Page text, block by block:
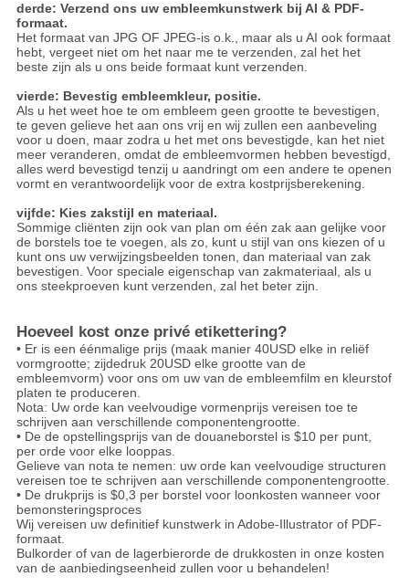
derde: Verzend ons uw embleemkunstwerk bij AI & PDF-
formaat.
Het formaat van JPG OF JPEG-is o.k., maar als u AI ook formaat
hebt, vergeet niet om het naar me te verzenden, zal het het
beste zijn als u ons beide formaat kunt verzenden.
vierde: Bevestig embleemkleur, positie.
Als u het weet hoe te om embleem geen grootte te bevestigen,
te geven gelieve het aan ons vrij en wij zullen een aanbeveling
voor u doen, maar zodra u het met ons bevestigde, kan het niet
meer veranderen, omdat de embleemvormen hebben bevestigd,
alles werd bevestigd tenzij u aandringt om een andere te openen
vormt en verantwoordelijk voor de extra kostprijsberekening.
vijfde: Kies zakstijl en materiaal.
Sommige cliënten zijn ook van plan om één zak aan gelijke voor
de borstels toe te voegen, als zo, kunt u stijl van ons kiezen of u
kunt ons uw verwijzingsbeelden tonen, dan materiaal van zak
bevestigen. Voor speciale eigenschap van zakmateriaal, als u
ons steekproeven kunt verzenden, zal het beter zijn.
Hoeveel kost onze privé etikettering?
• Er is een éénmalige prijs (maak manier 40USD elke in reliëf
vormgrootte; zijdedruk 20USD elke grootte van de
embleemvorm) voor ons om uw van de embleemfilm en kleurstof
platen te produceren.
Nota: Uw orde kan veelvoudige vormenprijs vereisen toe te
schrijven aan verschillende componentengrootte.
• De de opstellingsprijs van de douaneborstel is $10 per punt,
per orde voor elke looppas.
Gelieve van nota te nemen: uw orde kan veelvoudige structuren
vereisen toe te schrijven aan verschillende componentengrootte.
• De drukprijs is $0,3 per borstel voor loonkosten wanneer voor
bemonsteringsproces
Wij vereisen uw definitief kunstwerk in Adobe-Illustrator of PDF-
formaat.
Bulkorder of van de lagerbierorde de drukkosten in onze kosten
van de aanbiedingseenheid zullen voor u behandelen!